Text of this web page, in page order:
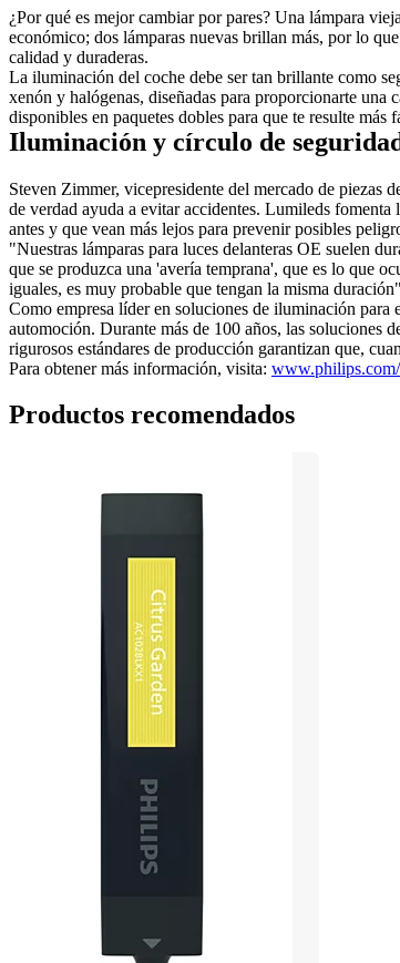
¿Por qué es mejor cambiar por pares? Una lámpara
económico; dos lámparas nuevas brillan más, por lo
calidad y duraderas.
La iluminación del coche debe ser tan brillante como
xenón y halógenas, diseñadas para proporcionarte
disponibles en paquetes dobles para que te resulte
Iluminación y círculo de
Steven Zimmer, vicepresidente del mercado de
de verdad ayuda a evitar accidentes. Lumileds
antes y que vean más lejos para prevenir posibles
"Nuestras lámparas para luces delanteras OE suelen
que se produzca una 'avería temprana', que es lo que
iguales, es muy probable que tengan la misma
Como empresa líder en soluciones de iluminación
automoción. Durante más de 100 años, las soluciones
rigurosos estándares de producción garantizan que,
Para obtener más información, visita:
Productos recomendados